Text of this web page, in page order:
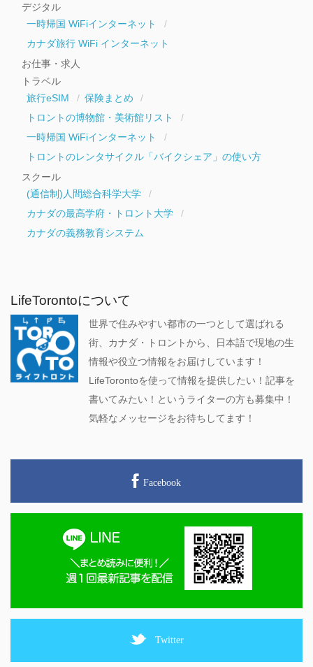
デジタル
一時帰国 WiFiインターネット
カナダ旅行 WiFi インターネット
お仕事・求人
トラベル
旅行eSIM
保険まとめ
トロントの博物館・美術館リスト
一時帰国 WiFiインターネット
トロントのレンタサイクル「バイクシェア」の使い方
スクール
(通信制)人間総合科学大学
カナダの最高学府・トロント大学
カナダの義務教育システム
LifeTorontoについて
世界で住みやすい都市の一つとして選ばれる
街、カナダ・トロントから、日本語で現地の生
情報や役立つ情報をお届けしています！
LifeTorontoを使って情報を提供したい！記事を
書いてみたい！というライターの方も募集中！
気軽なメッセージをお待ちしてます！
Facebook
Twitter